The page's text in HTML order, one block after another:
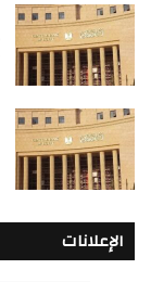
الإعلانات